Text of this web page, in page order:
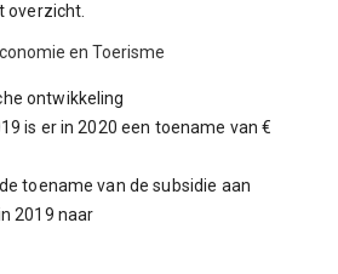
overzicht.
en Toerisme
ontwikkeling
is er in 2020 een toename van €
toename van de subsidie aan
2019 naar